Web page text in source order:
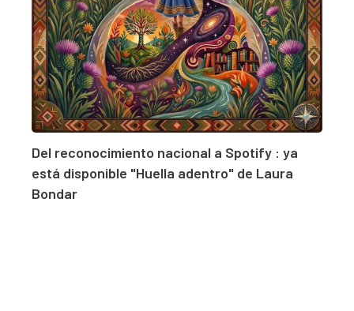
Del reconocimiento nacional a Spotify : ya
está disponible "Huella adentro" de Laura
Bondar